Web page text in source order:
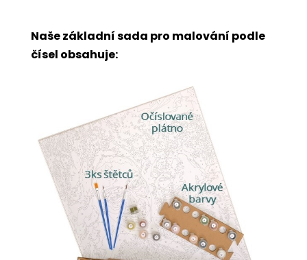
Naše základní sada pro malování podle
čísel obsahuje: